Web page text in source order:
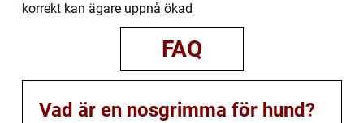
korrekt kan ägare uppnå ökad
FAQ
Vad är en nosgrimma för hund?